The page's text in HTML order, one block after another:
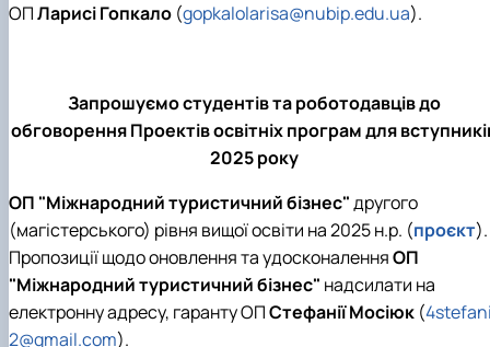
ОПЛарисі Гопкало (gopkalolarisa@nubip.edu.ua).
Запрошуємо студентів та роботодавців до
обговорення Проектів освітніх програм для
2025 року
ОП "Міжнародний туристичний бізнес"другого
(магістерського) рівня вищої освіти на 2025 н.р. (проєкт).
Пропозиції щодо оновлення та удосконаленняОП
"Міжнародний туристичний бізнес" надсилати на
електронну адресу, гаранту ОПСтефанії Мосіюк (
2@gmail.com).